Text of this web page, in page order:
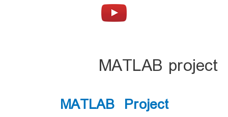
MATLAB project
MATLAB Project